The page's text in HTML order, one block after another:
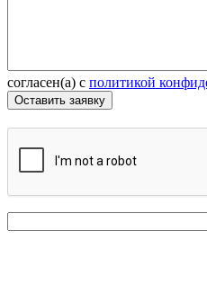
согласен(а) с политикой